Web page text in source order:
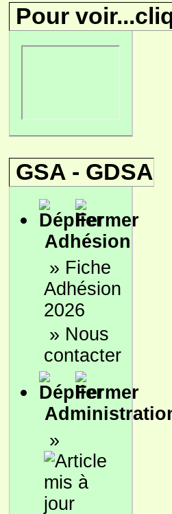
Pour
GSA - GDSA
Adhésion
» Fiche
Adhésion
2026
» Nous
contacter
»